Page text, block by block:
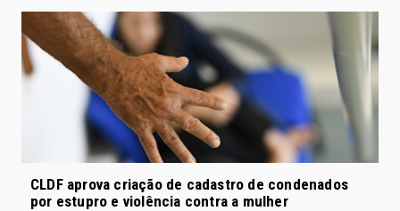
CLDF aprova criação de cadastro de condenados
por estupro e violência contra a mulher